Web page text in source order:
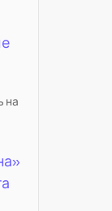
на